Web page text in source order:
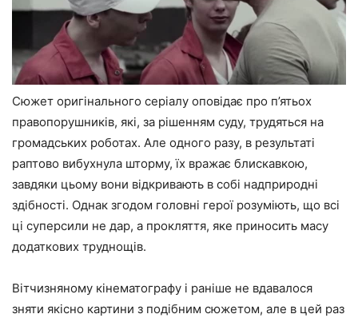
Сюжет оригінального серіалу оповідає про п’ятьох
правопорушників, які, за рішенням суду, трудяться на
громадських роботах. Але одного разу, в результаті
раптово вибухнула шторму, їх вражає блискавкою,
завдяки цьому вони відкривають в собі надприродні
здібності. Однак згодом головні герої розуміють, що всі
ці суперсили не дар, а прокляття, яке приносить масу
додаткових труднощів.
Вітчизняному кінематографу і раніше не вдавалося
зняти якісно картини з подібним сюжетом, але в цей раз